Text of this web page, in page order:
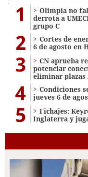
1
Olimpia no
derrota a
grupo C
2
Cortes de
6 de agosto en
3
CN aprueba
potenciar
eliminar plazas
4
Condiciones
jueves 6 de
5
Fichajes:
Inglaterra y